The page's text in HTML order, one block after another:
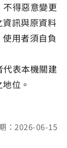
得惡意變更
訊與原資料
用者須自負
表本機關建
位。
：2026-06-15